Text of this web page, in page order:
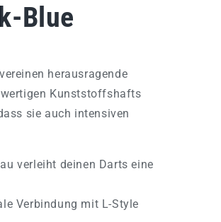
Blue
vereinen herausragende
Kunststoffshafts
sie auch intensiven
verleiht deinen Darts eine
Verbindung mit L-Style